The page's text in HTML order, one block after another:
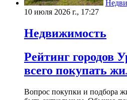
10 июля 2026 г., 17:27
Недвижимость
Рейтинг городов
всего покупать
Вопрос покупки и подбора